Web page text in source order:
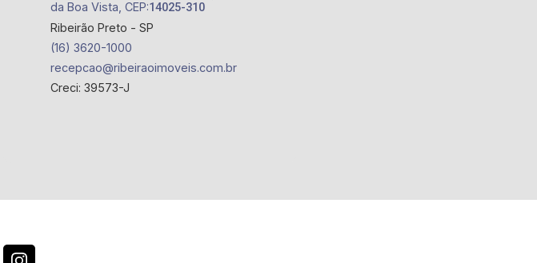
da Boa Vista, CEP:14025-310
Ribeirão Preto - SP
(16) 3620-1000
recepcao@ribeiraoimoveis.com.br
Creci: 39573-J